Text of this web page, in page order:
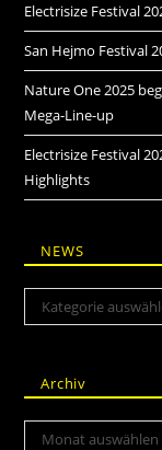
Electrisize Festival
San Hejmo Festival
Nature One 2025
Mega-Line-up
Electrisize Festival
Highlights
NEWS
Kategorie
Archiv
Monat auswählen